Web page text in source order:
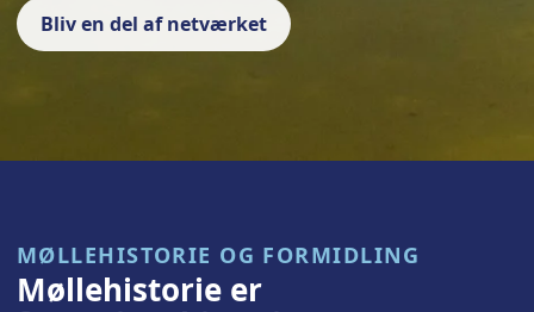
Bliv en del af netværket
MØLLEHISTORIE OG FORMIDLING
Møllehistorie er